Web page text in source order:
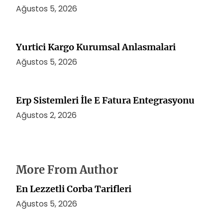
Ağustos 5, 2026
Yurtici Kargo Kurumsal Anlasmalari
Ağustos 5, 2026
Erp Sistemleri İle E Fatura Entegrasyonu
Ağustos 2, 2026
More From Author
En Lezzetli Corba Tarifleri
Ağustos 5, 2026